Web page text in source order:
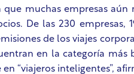
muchas empresas aún
De las 230 empresas,
de los viajes
en la categoría más
“viajeros inteligentes”,